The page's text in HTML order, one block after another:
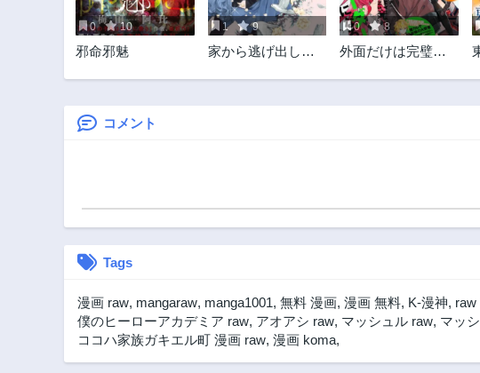
0 10
邪命邪魅
1 9
家から逃げ出した
様を買ってしまっ
0 8
外面だけは完璧な
でリーダーになる
コメント
Tags
漫画 raw, mangaraw, manga1001, 無料 漫画, 漫画 無料, K-漫神, raw
僕のヒーローアカデミア raw, アオアシ raw, マッシュル raw, マッ
ココハ家族ガキエル町 漫画 raw, 漫画 koma,